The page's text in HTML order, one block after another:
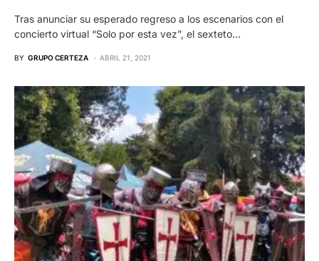
Tras anunciar su esperado regreso a los escenarios con el
concierto virtual “Solo por esta vez”, el sexteto…
BY GRUPO CERTEZA ABRIL 21, 2021